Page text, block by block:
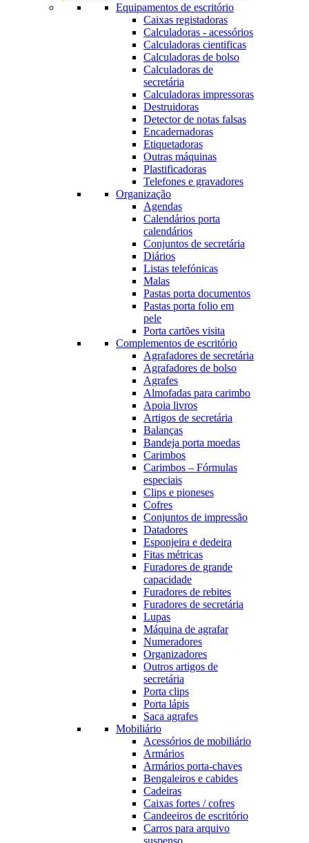
Equipamentos de escritório
Caixas registadoras
Calculadoras - acessórios
Calculadoras cientificas
Calculadoras de bolso
Calculadoras de
secretária
Calculadoras impressoras
Destruidoras
Detector de notas falsas
Encadernadoras
Etiquetadoras
Outras máquinas
Plastificadoras
Telefones e gravadores
Organização
Agendas
Calendários porta
calendários
Conjuntos de secretária
Diários
Listas telefónicas
Malas
Pastas porta documentos
Pastas porta folio em
pele
Porta cartões visita
Complementos de escritório
Agrafadores de secretária
Agrafadores de bolso
Agrafes
Almofadas para carimbo
Apoia livros
Artigos de secretária
Balanças
Bandeja porta moedas
Carimbos
Carimbos – Fórmulas
especiais
Clips e pioneses
Cofres
Conjuntos de impressão
Datadores
Esponjeira e dedeira
Fitas métricas
Furadores de grande
capacidade
Furadores de rebites
Furadores de secretária
Lupas
Máquina de agrafar
Numeradores
Organizadores
Outros artigos de
secretária
Porta clips
Porta lápis
Saca agrafes
Mobiliário
Acessórios de mobiliário
Armários
Armários porta-chaves
Bengaleiros e cabides
Cadeiras
Caixas fortes / cofres
Candeeiros de escritório
Carros para arquivo
suspenso